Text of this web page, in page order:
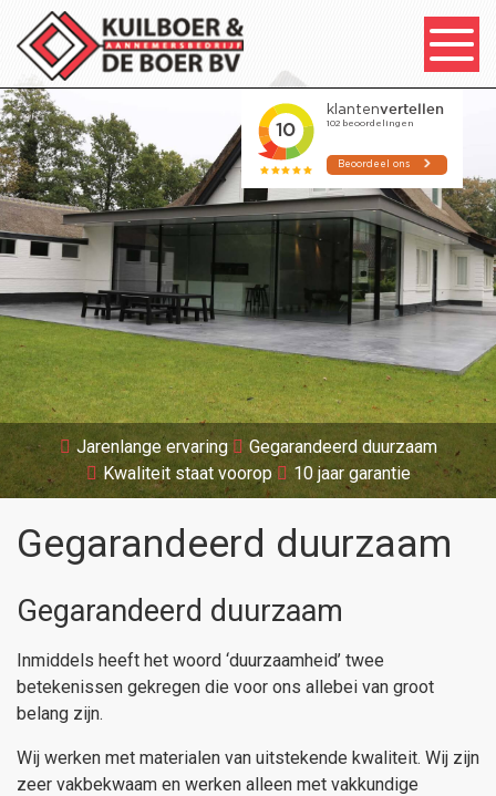
Jarenlange ervaring
Gegarandeerd duurzaam
Kwaliteit staat voorop
10 jaar garantie
Gegarandeerd duurzaam
Gegarandeerd duurzaam
Inmiddels heeft het woord ‘duurzaamheid’ twee
betekenissen gekregen die voor ons allebei van groot
belang zijn.
Wij werken met materialen van uitstekende kwaliteit. Wij zijn
zeer vakbekwaam en werken alleen met vakkundige